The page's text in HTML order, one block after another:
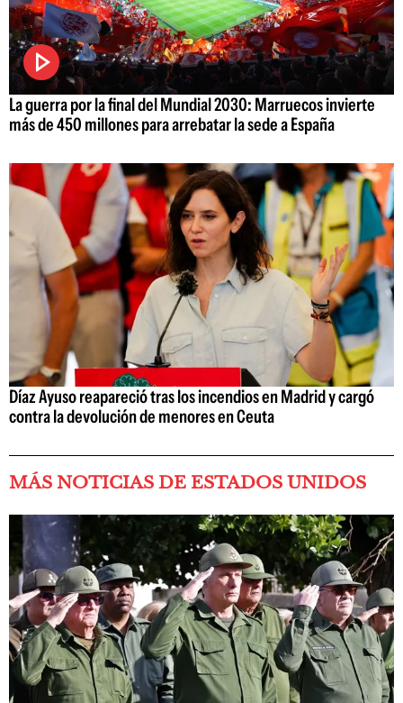
La guerra por la final del Mundial 2030: Marruecos invierte
más de 450 millones para arrebatar la sede a España
Díaz Ayuso reapareció tras los incendios en Madrid y cargó
contra la devolución de menores en Ceuta
MÁS NOTICIAS DE ESTADOS UNIDOS